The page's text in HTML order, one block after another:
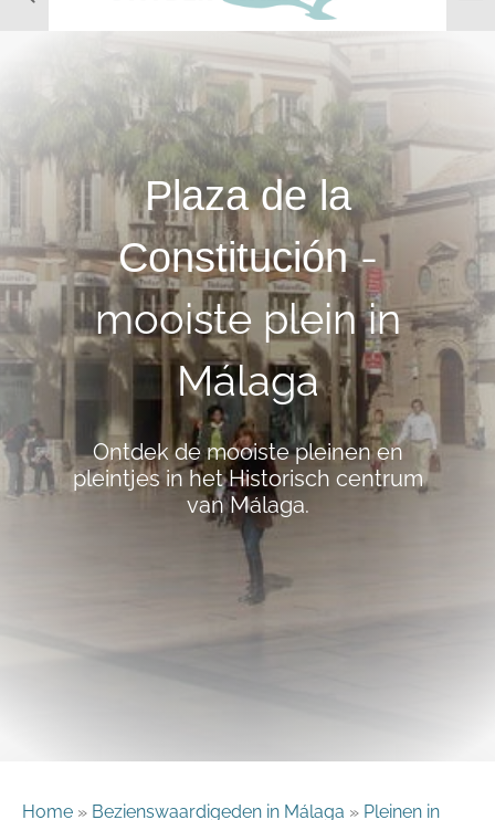
Plaza de la
Constitución-
mooiste plein in
Málaga
Ontdek de mooiste pleinen en
pleintjes in het Historisch centrum
van Málaga.
Home » Bezienswaardigeden in Málaga » Pleinen in